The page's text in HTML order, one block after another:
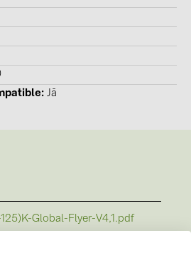
Jā
Global-Flyer-V4,1.pdf